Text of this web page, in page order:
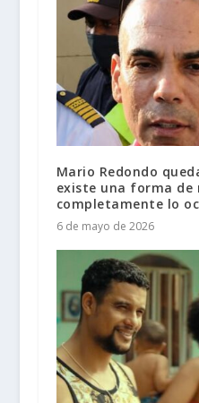
Mario Redondo
existe una forma de
completamente lo
6 de mayo de 2026